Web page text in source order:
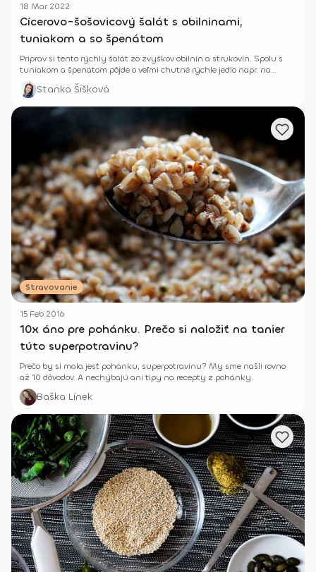
18 Mar 2022
Cícerovo-šošovicový šalát s obilninami,
tuniakom a so špenátom
Priprav si tento rýchly šalát zo zvyškov obilnín a strukovín. Spolu s
tuniakom a špenátom pôjde o veľmi chutné rýchle jedlo napr. na
večeru.
Stanka Šišková
Stravovanie
15 Feb 2016
10x áno pre pohánku. Prečo si naložiť na tanier
túto superpotravinu?
Prečo by si mala jesť pohánku, superpotravinu? My sme našli rovno
až 10 dôvodov. A nechýbajú ani tipy na recepty z pohánky.
Baška Línek